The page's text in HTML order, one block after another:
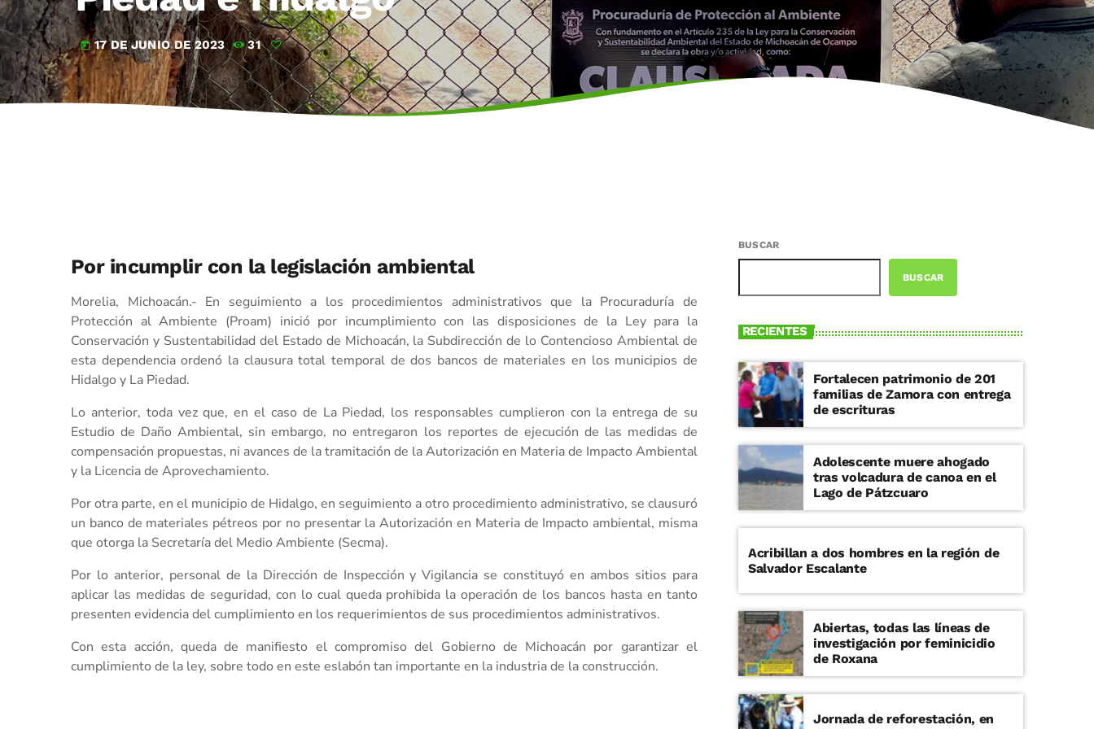
today 17 DE JUNIO DE 2023 31
Por incumplir con la legislación ambiental
Morelia, Michoacán.- En seguimiento a los procedimientos administrativos que la Procuraduría de
Protección al Ambiente (Proam) inició por incumplimiento con las disposiciones de la Ley para la
Conservación y Sustentabilidad del Estado de Michoacán, la Subdirección de lo Contencioso Ambiental de
esta dependencia ordenó la clausura total temporal de dos bancos de materiales en los municipios de
Hidalgo y La Piedad.
Lo anterior, toda vez que, en el caso de La Piedad, los responsables cumplieron con la entrega de su
Estudio de Daño Ambiental, sin embargo, no entregaron los reportes de ejecución de las medidas de
compensación propuestas, ni avances de la tramitación de la Autorización en Materia de Impacto Ambiental
y la Licencia de Aprovechamiento.
Por otra parte, en el municipio de Hidalgo, en seguimiento a otro procedimiento administrativo, se clausuró
un banco de materiales pétreos por no presentar la Autorización en Materia de Impacto ambiental, misma
que otorga la Secretaría del Medio Ambiente (Secma).
Por lo anterior, personal de la Dirección de Inspección y Vigilancia se constituyó en ambos sitios para
aplicar las medidas de seguridad, con lo cual queda prohibida la operación de los bancos hasta en tanto
presenten evidencia del cumplimiento en los requerimientos de sus procedimientos administrativos.
Con esta acción, queda de manifiesto el compromiso del Gobierno de Michoacán por garantizar el
cumplimiento de la ley, sobre todo en este eslabón tan importante en la industria de la construcción.
BUSCAR
BUSCAR
RECIENTES
Fortalecen patrimonio de 201
familias de Zamora con entrega
de escrituras
Adolescente muere ahogado
tras volcadura de canoa en el
Lago de Pátzcuaro
Acribillan a dos hombres en la región de
Salvador Escalante
Abiertas, todas las líneas de
investigación por feminicidio
de Roxana
Jornada de reforestación, en